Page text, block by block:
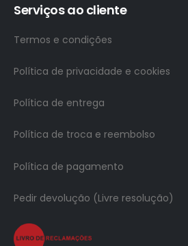
Serviços ao cliente
Termos e condições
Política de privacidade e cookies
Política de entrega
Política de troca e reembolso
Política de pagamento
Pedir devolução (Livre resolução)